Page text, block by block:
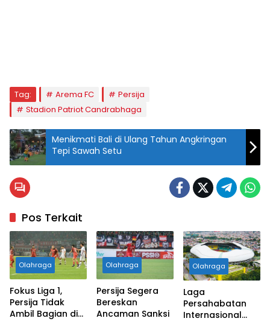
Tag: Arema FC
Persija
Stadion Patriot Candrabhaga
Menikmati Bali di Ulang Tahun Angkringan
Tepi Sawah Setu
Pos Terkait
Olahraga
Fokus Liga 1,
Persija Tidak
Ambil Bagian di
Olahraga
Persija Segera
Bereskan
Ancaman Sanksi
Olahraga
Laga
Persahabatan
Internasional